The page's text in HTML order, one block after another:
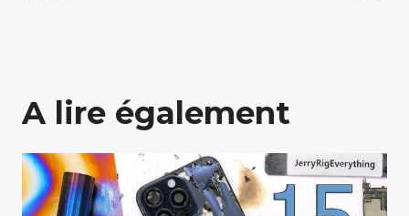
A lire également